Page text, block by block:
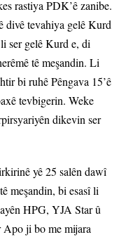
rastiya PDK’ê zanibe.
divê tevahiya gelê Kurd
ser gelê Kurd e, di
tê meşandin. Li
bi ruhê Pêngava 15’ê
tevbigerin. Weke
dikevin ser
yê 25 salên dawî
meşandin, bi esasî li
HPG, YJA Star û
ji bo me mijara